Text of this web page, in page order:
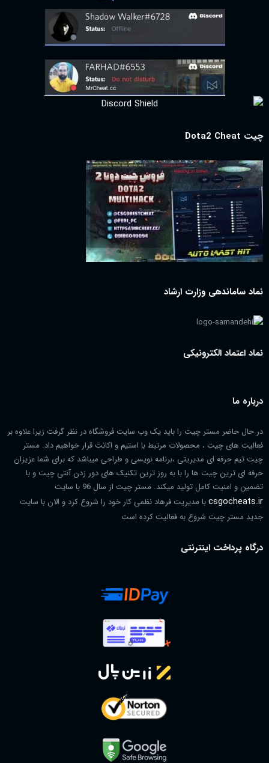
چیت Dota2 Cheat
نماد ساماندهی وزارت ارشاد
نماد اعتماد الکترونیکی
درباره ما
در حال حاضر مستر چیت را باید یک وب سایت فروشگاه در نظر گرفت زیرا علاوه بر
فعالیت های چیت ، محصولات مرتبط با استیم و اکانت قرار خواهیم داد. مستر
چیت تیم حرفه ای مدیریتی ،برنامه نویسی و طراحی میباشد که برای شما عزیزان
حرفه ای ترین چیت ها را با به روز ترین تکنیک های دور زدن آنتی چیت و با
تضمین و امنیت کامل تولید میکند. مستر چیت از سال 96 با سایت
csgocheats.irبا مدیریت فرهاد نظمی کار خود را شروع کرد و الان با سایت
جدید مستر چیت شروع به فعالیت کرده است
درگاه پرداخت اینترنتی